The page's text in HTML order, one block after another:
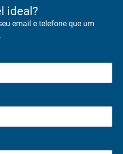
ideal?
email e telefone que um